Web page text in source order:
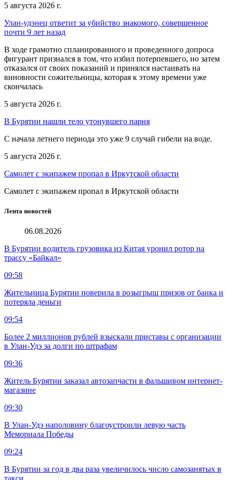
5 августа 2026 г.
Улан-удэнец ответит за убийство знакомого, совершенное
почти 9 лет назад
В ходе грамотно спланированного и проведенного допроса
фигурант признался в том, что избил потерпевшего, но затем
отказался от своих показаний и принялся настаивать на
виновности сожительницы, которая к этому времени уже
скончалась
5 августа 2026 г.
В Бурятии нашли тело утонувшего парня
С начала летнего периода это уже 9 случай гибели на воде.
5 августа 2026 г.
Самолет с экипажем пропал в Иркутской области
Самолет с экипажем пропал в Иркутской области
Лента новостей
06.08.2026
В Бурятии водитель грузовика из Китая уронил ротор на
трассу «Байкал»
09:58
Жительница Бурятии поверила в розыгрыш призов от банка и
потеряла деньги
09:54
Более 2 миллионов рублей взыскали приставы с организации
в Улан-Удэ за долги по штрафам
09:36
Житель Бурятии заказал автозапчасти в фальшивом интернет-
магазине
09:30
В Улан-Удэ наполовину благоустроили левую часть
Мемориала Победы
09:24
В Бурятии за год в два раза увеличилось число самозанятых в